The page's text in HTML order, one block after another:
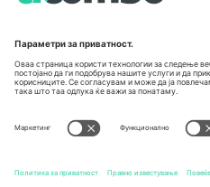
Канцеларии и поддршка
Germany
Unter den Linden 24, 10117
Berlin, Germany
131 Continental Dr, Suite 305,